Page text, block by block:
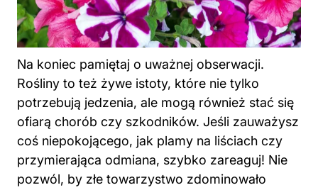
Na koniec pamiętaj o uważnej obserwacji.
Rośliny to też żywe istoty, które nie tylko
potrzebują jedzenia, ale mogą również stać się
ofiarą chorób czy szkodników. Jeśli zauważysz
coś niepokojącego, jak plamy na liściach czy
przymierająca odmiana, szybko zareaguj! Nie
pozwól, by złe towarzystwo zdominowało